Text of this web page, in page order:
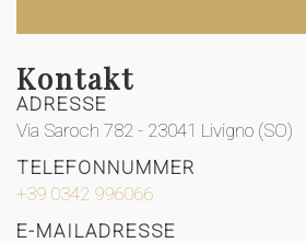
Kontakt
ADRESSE
Via Saroch 782 - 23041 Livigno (SO)
TELEFONNUMMER
+39 0342 996066
E-MAILADRESSE